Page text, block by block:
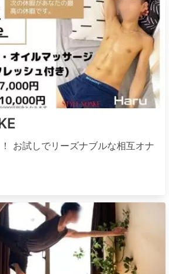
お試しでリーズナブルな相互オナ